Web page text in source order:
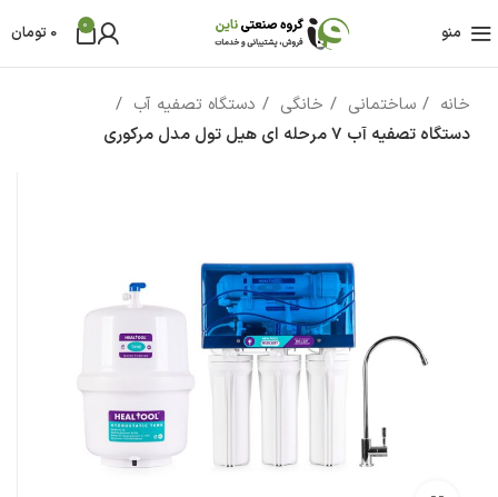
منو 0
0 تومان
خانه ساختمانی خانگی
دستگاه تصفیه آب
دستگاه تصفیه آب 7 مرحله ای هیل تول مدل مرکوری